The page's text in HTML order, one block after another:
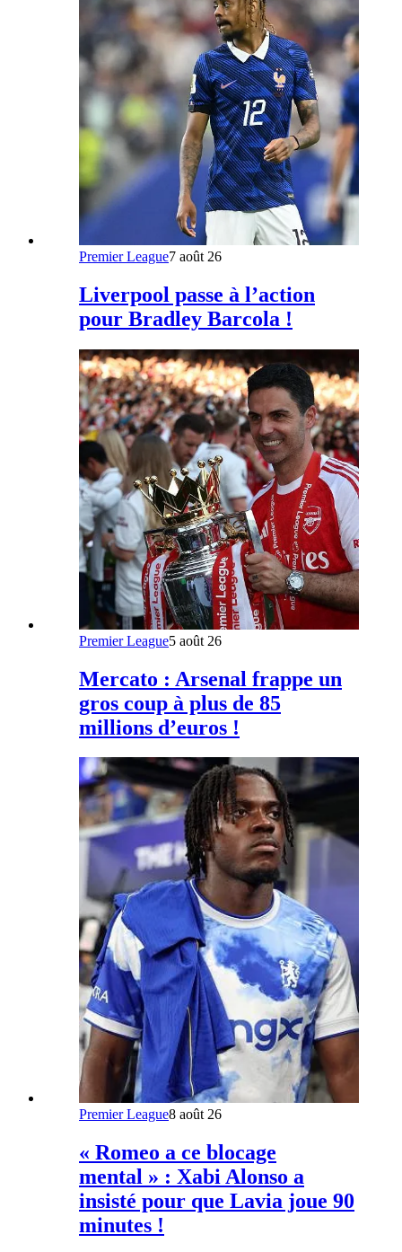
Premier League7 août 26
Liverpool passe à l’action
pour Bradley Barcola !
Premier League5 août 26
Mercato : Arsenal frappe un
gros coup à plus de 85
millions d’euros !
Premier League8 août 26
« Romeo a ce blocage
mental » : Xabi Alonso a
insisté pour que Lavia joue 90
minutes !